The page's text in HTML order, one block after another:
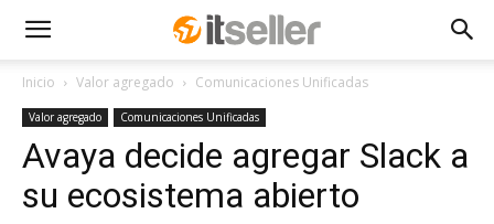
Inicio Valor agregado Comunicaciones Unificadas
Valor agregado Comunicaciones Unificadas
Avaya decide agregar Slack a
su ecosistema abierto